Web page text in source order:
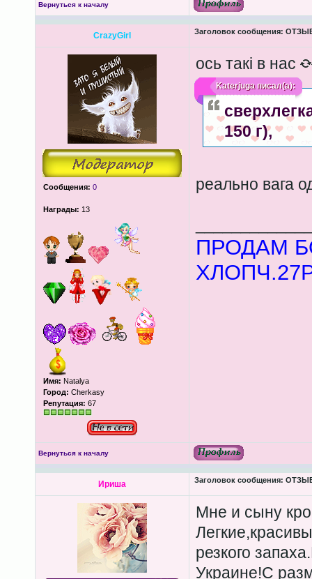
Вернуться к началу
CrazyGirl Заголовок сообщения:
Сообщения: 0
Награды: 13
Имя: Natalya
Город: Cherkasy
Репутация: 67
ось такі в нас
Katerjugaписал(а):
150 г),
реально вага
ПРОДАМ
Вернуться к началу
Ириша Заголовок сообщения:
Мне и сыну
резкого
Украине!С